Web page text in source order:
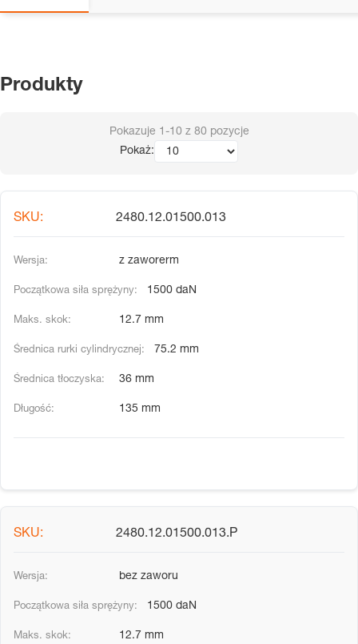
Produkty
Pokazuje 1-10 z 80 pozycje
Pokaż:
2480.12.01500.013
z zaworerm
1500 daN
12.7 mm
75.2 mm
36 mm
135 mm
2480.12.01500.013.P
bez zaworu
1500 daN
12.7 mm